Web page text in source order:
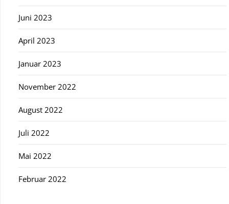
Juni 2023
April 2023
Januar 2023
November 2022
August 2022
Juli 2022
Mai 2022
Februar 2022